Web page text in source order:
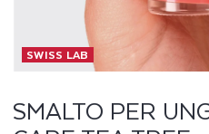
U
N
G
SWISS LAB
SMALTO PER